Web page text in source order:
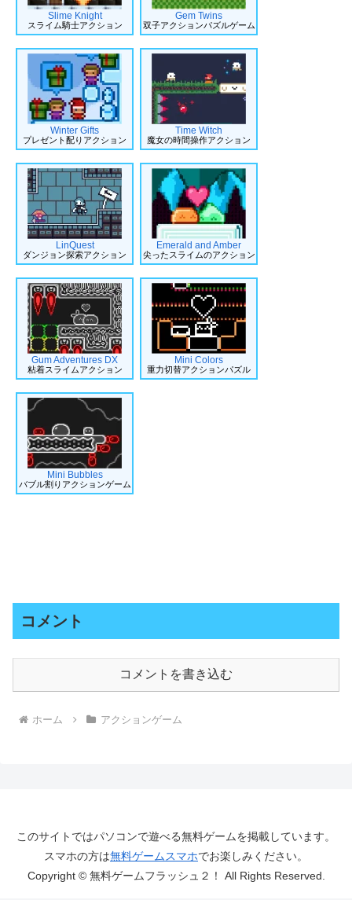
Slime Knight
スライム騎士アクション
Gem Twins
双子アクションパズルゲーム
Winter Gifts
プレゼント配りアクション
Time Witch
魔女の時間操作アクション
LinQuest
ダンジョン探索アクション
Emerald and Amber
尖ったスライムのアクション
Gum Adventures DX
粘着スライムアクション
Mini Colors
重力切替アクションパズル
Mini Bubbles
バブル割りアクションゲーム
コメント
コメントを書き込む
ホーム アクションゲーム
このサイトではパソコンで遊べる無料ゲームを掲載しています。
スマホの方は無料ゲームスマホでお楽しみください。
Copyright © 無料ゲームフラッシュ２！ All Rights Reserved.